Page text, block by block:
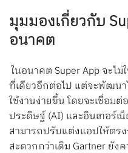
มุมมองเกี่ยวกับ
อนาคต
ในอนาคต Super App จะไ
ที่เดียวอีกต่อไป แต่จะพัฒน
ใช้งานง่ายขึ้น โดยจะเชื่อม
ประดิษฐ์ (AI) และอินเทอร์เ
สามารถปรับแต่งแอปให้ตร
สะดวกกว่าเดิม Gartner ยัง